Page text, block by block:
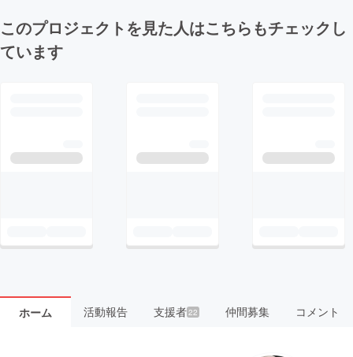
このプロジェクトを見た人はこちらもチェックし
ています
ホーム 活動報告 支援者 22 仲間募集 コメント